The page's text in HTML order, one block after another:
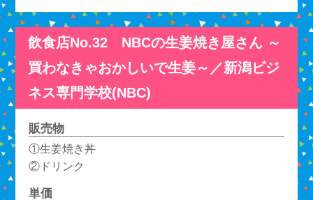
飲食店No.32 NBCの生姜焼き屋さん ～
買わなきゃおかしいで生姜～／新潟ビジ
ネス専門学校(NBC)
販売物
①生姜焼き丼
②ドリンク
単価